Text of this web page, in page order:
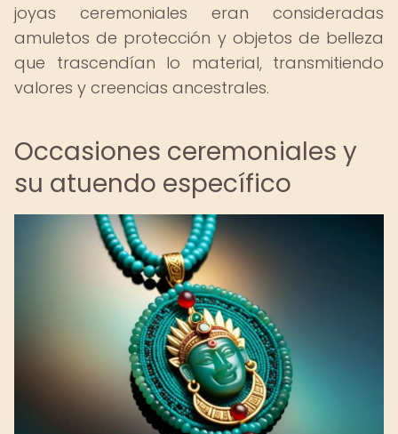
joyas ceremoniales eran consideradas
amuletos de protección y objetos de belleza
que trascendían lo material, transmitiendo
valores y creencias ancestrales.
Occasiones ceremoniales y
su atuendo específico